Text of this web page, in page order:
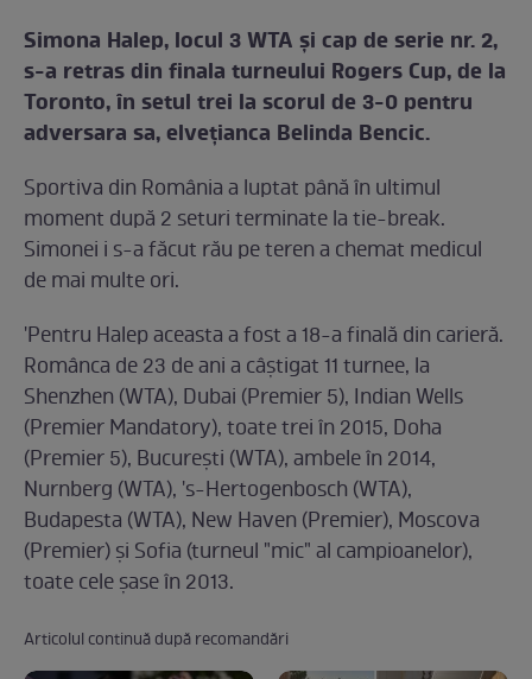
Simona Halep, locul 3 WTA şi cap de serie nr. 2,
s-a retras din finala turneului Rogers Cup, de la
Toronto, în setul trei la scorul de 3-0 pentru
adversara sa, elveţianca Belinda Bencic.
Sportiva din România a luptat până în ultimul
moment după 2 seturi terminate la tie-break.
Simonei i s-a făcut rău pe teren a chemat medicul
de mai multe ori.
'Pentru Halep aceasta a fost a 18-a finală din carieră.
Românca de 23 de ani a câştigat 11 turnee, la
Shenzhen (WTA), Dubai (Premier 5), Indian Wells
(Premier Mandatory), toate trei în 2015, Doha
(Premier 5), Bucureşti (WTA), ambele în 2014,
Nurnberg (WTA), 's-Hertogenbosch (WTA),
Budapesta (WTA), New Haven (Premier), Moscova
(Premier) şi Sofia (turneul "mic" al campioanelor),
toate cele şase în 2013.
Articolul continuă după recomandări